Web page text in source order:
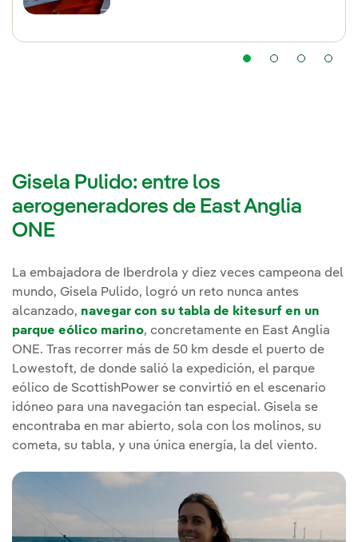
Gisela Pulido: entre los
aerogeneradores de East Anglia
ONE
La embajadora de Iberdrola y diez veces campeona del
mundo, Gisela Pulido, logró un reto nunca antes
alcanzado, navegar con su tabla de kitesurf en un
parque eólico marino, concretamente en East Anglia
ONE. Tras recorrer más de 50 km desde el puerto de
Lowestoft, de donde salió la expedición, el parque
eólico de ScottishPower se convirtió en el escenario
idóneo para una navegación tan especial. Gisela se
encontraba en mar abierto, sola con los molinos, su
cometa, su tabla, y una única energía, la del viento.